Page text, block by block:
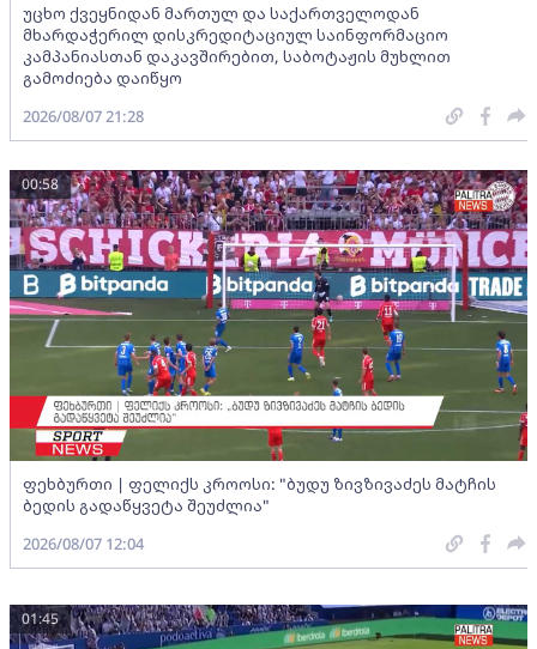
უცხო ქვეყნიდან მართულ და საქართველოდან
მხარდაჭერილ დისკრედიტაციულ საინფორმაციო
კამპანიასთან დაკავშირებით, საბოტაჟის მუხლით
გამოძიება დაიწყო
2026/08/07 21:28
ფეხბურთი | ფელიქს კროოსი: "ბუდუ ზივზივაძეს მატჩის
ბედის გადაწყვეტა შეუძლია"
00:58
2026/08/07 12:04
01:45